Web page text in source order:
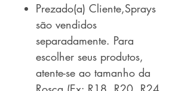
Prezado(a) Cliente,Sprays
são vendidos
separadamente. Para
escolher seus produtos,
atente-se ao tamanho da